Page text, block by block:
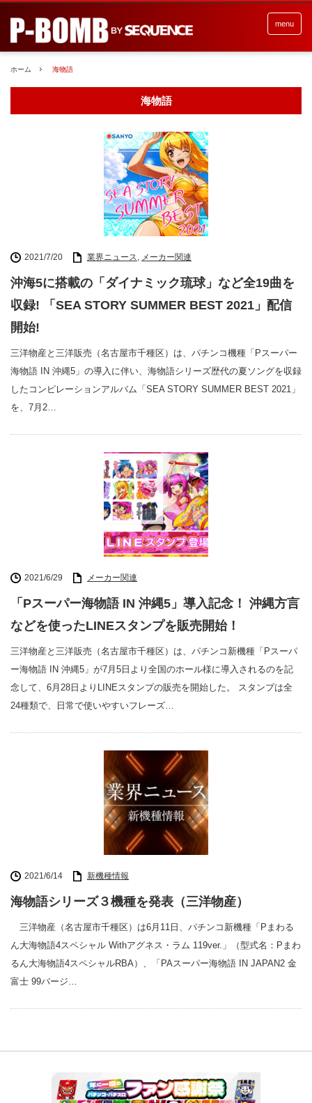
menu
ホーム 海物語
海物語
2021/7/20 業界ニュース, メーカー関連
沖海5に搭載の「ダイナミック琉球」など全19曲を
収録! 「SEA STORY SUMMER BEST 2021」配信
開始!
三洋物産と三洋販売（名古屋市千種区）は、パチンコ機種「Pスーパー
海物語 IN 沖縄5」の導入に伴い、海物語シリーズ歴代の夏ソングを収録
したコンピレーションアルバム「SEA STORY SUMMER BEST 2021」
を、7月2…
2021/6/29 メーカー関連
「Pスーパー海物語 IN 沖縄5」導入記念！ 沖縄方言
などを使ったLINEスタンプを販売開始！
三洋物産と三洋販売（名古屋市千種区）は、パチンコ新機種「Pスーパ
ー海物語 IN 沖縄5」が7月5日より全国のホール様に導入されるのを記
念して、6月28日よりLINEスタンプの販売を開始した。 スタンプは全
24種類で、日常で使いやすいフレーズ…
2021/6/14 新機種情報
海物語シリーズ３機種を発表（三洋物産）
三洋物産（名古屋市千種区）は6月11日、パチンコ新機種「Pまわる
ん大海物語4スペシャル Withアグネス・ラム 119ver.」（型式名：Pまわ
るん大海物語4スペシャルRBA）、「PAスーパー海物語 IN JAPAN2 金
富士 99バージ…